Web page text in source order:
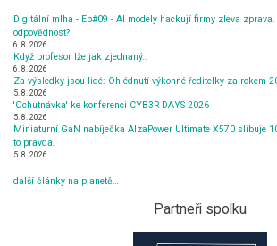
Digitální mlha - Ep#09 - AI modely hackují firmy zleva zprava.
odpovědnost?
6. 8. 2026
Když profesor lže jak zjednaný…
6. 8. 2026
Za výsledky jsou lidé: Ohlédnutí výkonné ředitelky za rokem
5. 8. 2026
'Ochutnávka' ke konferenci CYB3R DAYS 2026
5. 8. 2026
Miniaturní GaN nabíječka AlzaPower Ultimate X570 slibuje
to pravda.
5. 8. 2026
další články na planetě…
Partneři spolku